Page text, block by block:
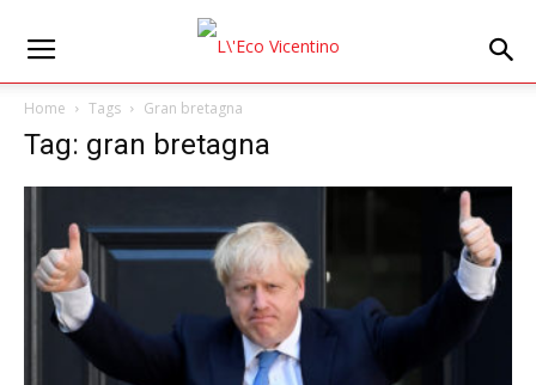
Home Tags Gran bretagna
Tag: gran bretagna